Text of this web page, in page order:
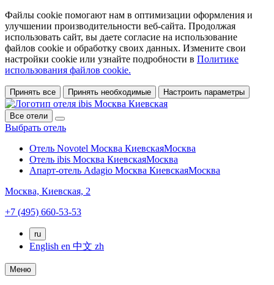
Файлы cookie помогают нам в оптимизации оформления и
улучшении производительности веб-сайта. Продолжая
использовать сайт, вы даете согласие на использование
файлов cookie и обработку своих данных. Измените свои
настройки cookie или узнайте подробности в Политике
использования файлов cookie.
Принять все Принять необходимые Настроить параметры
Все отели
Выбрать отель
Отель Novotel Москва КиевскаяМосква
Отель ibis Москва КиевскаяМосква
Апарт-отель Adagio Москва КиевскаяМосква
Москва, Киевская, 2
+7 (495) 660-53-53
ru
English en 中文 zh
Меню